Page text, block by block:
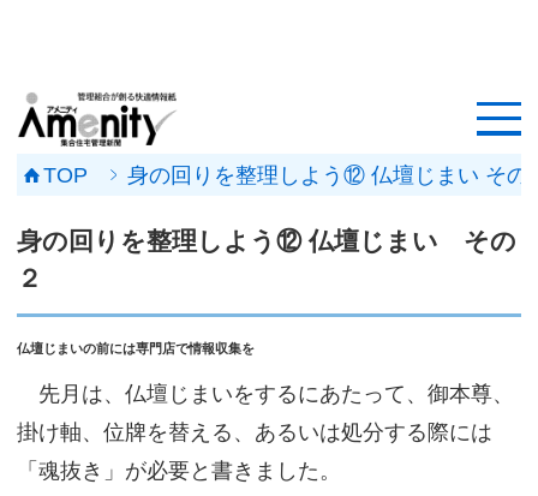
記事一覧
メンテナンス会社
マンションメンテの無料相談
媒体資料
TOP 身の回りを整理しよう⑫ 仏壇じまい その
身の回りを整理しよう⑫ 仏壇じまい その
２
仏壇じまいの前には専門店で情報収集を
先月は、仏壇じまいをするにあたって、御本尊、
掛け軸、位牌を替える、あるいは処分する際には
「魂抜き」が必要と書きました。